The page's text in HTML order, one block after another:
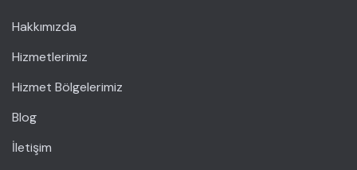
Hakkımızda
Hizmetlerimiz
Hizmet Bölgelerimiz
Blog
İletişim